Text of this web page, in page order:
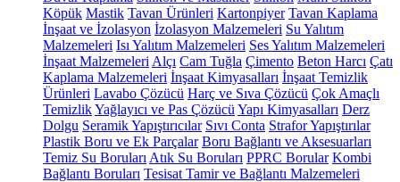
Köpük Mastik Tavan Ürünleri Kartonpiyer Tavan Kaplama
İnşaat ve İzolasyon İzolasyon Malzemeleri Su Yalıtım
Malzemeleri Isı Yalıtım Malzemeleri Ses Yalıtım Malzemeleri
İnşaat Malzemeleri Alçı Cam Tuğla Çimento Beton Harcı Çatı
Kaplama Malzemeleri İnşaat Kimyasalları İnşaat Temizlik
Ürünleri Lavabo Çözücü Harç ve Sıva Çözücü Çok Amaçlı
TemizlikYağlayıcı ve Pas Çözücü Yapı Kimyasalları Derz
Dolgu Seramik Yapıştırıcılar Sıvı Conta Strafor Yapıştırılar
Plastik Boru ve Ek Parçalar Boru Bağlantı ve Aksesuarları
Temiz Su Boruları Atık Su Boruları PPRC Borular Kombi
Bağlantı Boruları Tesisat Tamir ve Bağlantı Malzemeleri